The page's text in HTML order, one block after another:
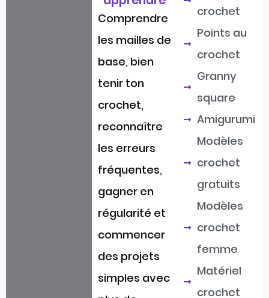
Comprendre
les mailles de
base, bien
tenir ton
crochet,
reconnaître
les erreurs
fréquentes,
gagner en
régularité et
commencer
des projets
simples avec
crochet
Points au
crochet
Granny
square
Amigurumi
Modèles
crochet
gratuits
Modèles
crochet
femme
Matériel
crochet